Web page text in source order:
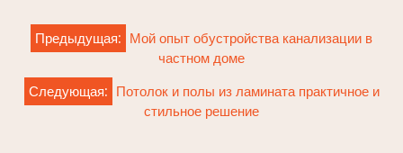
Навигация
по
записям
Предыдущая: Мой опыт обустройства канализации в
частном доме
Следующая: Потолок и полы из ламината практичное и
стильное решение